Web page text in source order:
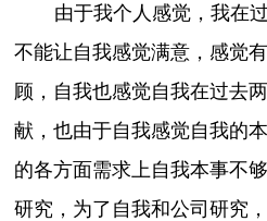
由于我个人感觉，我在
不能让自我感觉满意，感觉
顾，自我也感觉自我在过去
献，也由于自我感觉自我的
的各方面需求上自我本事不
研究，为了自我和公司研究